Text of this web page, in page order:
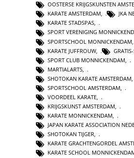
OOSTERSE KRIJGSKUNSTEN
KARATE AMSTERDAM, JKA
KARATE STADSPAS,
SPORT VERENIGING
SPORTSCHOOL MONNICKENDAM
KARATE JUFFROUW
SPORT CLUB MONNICKENDAM
MARTIALARTS
SHOTOKAN KARATE AMSTERDAM
SPORTSCHOOL AMSTERDAM
VOORDEEL KARATE
KRIJGSKUNST AMSTERDAM
KARATE MONNICKENDAM,
JAPAN KARATE ASSOCIATION
SHOTOKAN TIJGER,
KARATE GRACHTENGORDEL
KARATE SCHOOL